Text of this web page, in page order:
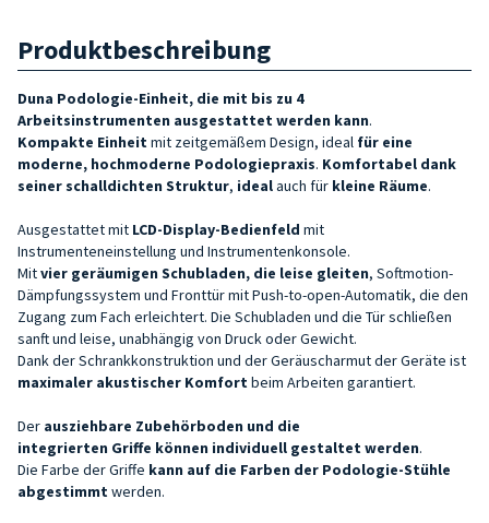
Produktbeschreibung
Duna Podologie-Einheit, die mit bis zu 4
Arbeitsinstrumenten ausgestattet werden kann.
Kompakte Einheit mit zeitgemäßem Design, ideal für eine
moderne, hochmoderne Podologiepraxis. Komfortabel dank
seiner schalldichten Struktur, idealauch für kleine Räume.
Ausgestattet mit LCD-Display-Bedienfeld mit
Instrumenteneinstellung und Instrumentenkonsole.
Mitvier geräumigen Schubladen, die leise gleiten, Softmotion-
Dämpfungssystem und Fronttür mit Push-to-open-Automatik, die den
Zugang zum Fach erleichtert. Die Schubladen und die Tür schließen
sanft und leise, unabhängig von Druck oder Gewicht.
Dank der Schrankkonstruktion und der Geräuscharmut der Geräte ist
maximaler akustischer Komfort beim Arbeiten garantiert.
Der ausziehbare Zubehörboden und die
integrierten Griffe können individuell gestaltet werden.
Die Farbe der Griffe kann auf die Farben der Podologie-Stühle
abgestimmt werden.